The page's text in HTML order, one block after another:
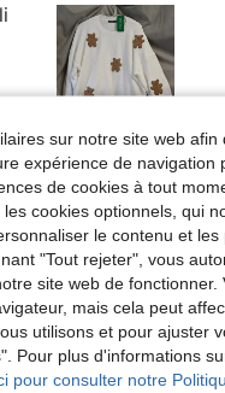
Utile (0)
sur notre site web
expérience de navigation
de cookies à tout
cookies optionnels, qui
le contenu et
"Tout rejeter", vous
site web de fonctionner.
mais cela peut
utilisons et pour ajuster
Pour plus d'informations
pour consulter notre